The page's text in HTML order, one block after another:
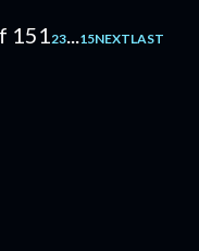
151 23 15NEXTLAST